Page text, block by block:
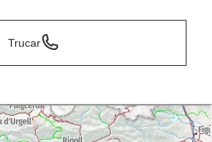
Trucar